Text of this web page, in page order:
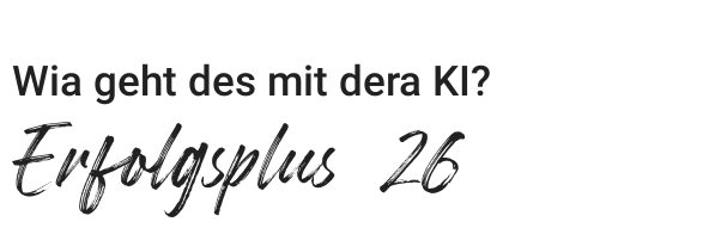
Wia geht des mit dera KI?
Erfolgsplus 26